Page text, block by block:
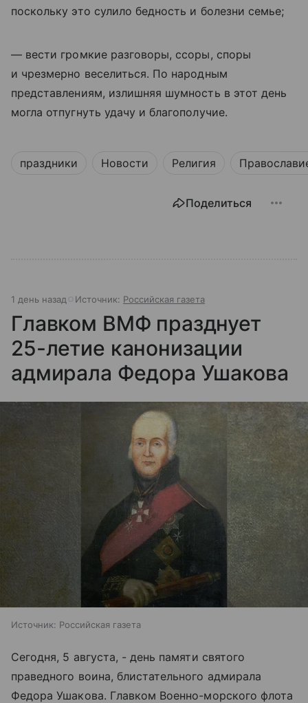
поскольку это сулило бедность и болезни семье;
— вести громкие разговоры, ссоры, споры
и чрезмерно веселиться. По народным
представлениям, излишняя шумность в этот день
могла отпугнуть удачу и благополучие.
праздники Новости Религия
Поделиться
1 день назад Источник: Российская газета
Главком ВМФ празднует
25-летие канонизации
адмирала Федора Ушакова
Источник: Российская газета
Сегодня, 5 августа, - день памяти святого
праведного воина, блистательного адмирала
Федора Ушакова. Главком Военно-морского флота